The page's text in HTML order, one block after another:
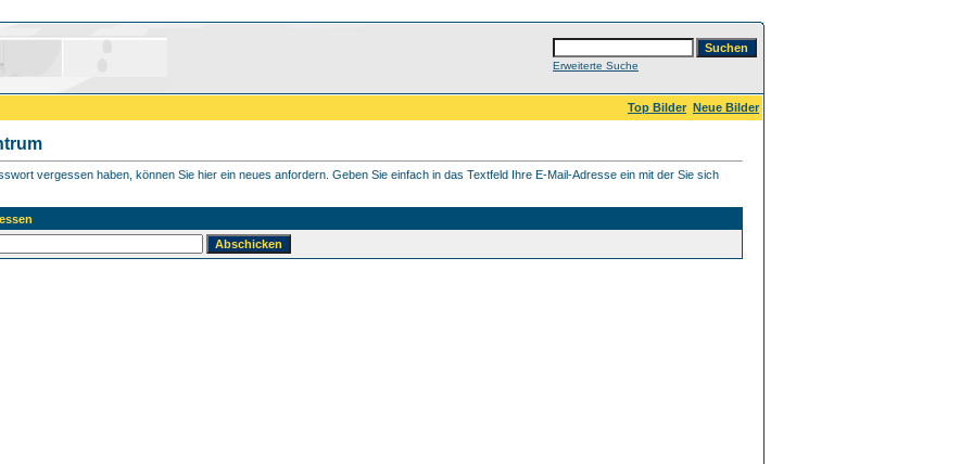
Erweiterte Suche
Top Bilder Neue Bilder
vergessen haben, können Sie hier ein neues anfordern. Geben Sie einfach in das Textfeld Ihre E-Mail-Adresse ein mit der Sie sich